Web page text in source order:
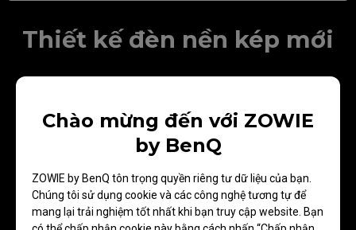
Chào mừng đến với ZOWIE
by BenQ
ZOWIE by BenQ tôn trọng quyền riêng tư dữ liệu của bạn.
Chúng tôi sử dụng cookie và các công nghệ tương tự để
mang lại trải nghiệm tốt nhất khi bạn truy cập website. Bạn
Thiết kế đèn nền kép mới
suất giảm nhòe trong khi vẫn cung cấp ánh sáng
dịu nhẹ, giúp cho đôi mắt dễ dàng thích nghi hơn.